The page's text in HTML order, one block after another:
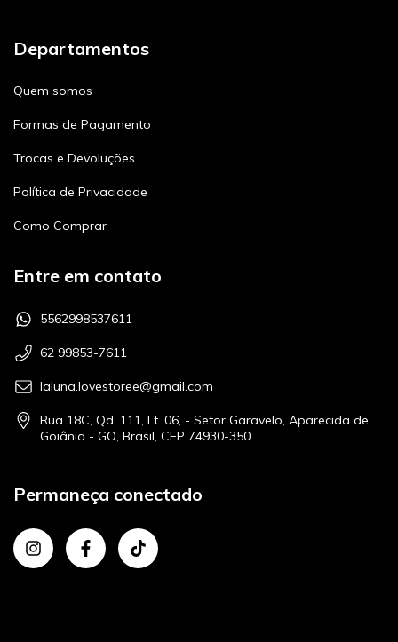
Departamentos
Quem somos
Formas de Pagamento
Trocas e Devoluções
Política de Privacidade
Como Comprar
Entre em contato
5562998537611
62 99853-7611
laluna.lovestoree@gmail.com
Rua 18C, Qd. 111, Lt. 06, - Setor Garavelo, Aparecida de
Goiânia - GO, Brasil, CEP 74930-350
Permaneça conectado